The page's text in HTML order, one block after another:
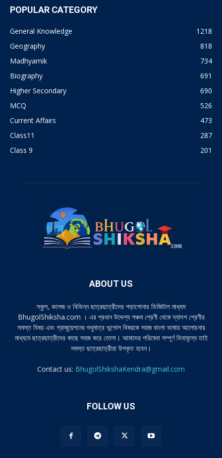
POPULAR CATEGORY
General Knowledge
1218
Geography
818
Madhyamik
734
Biography
691
Higher Secondary
690
MCQ
526
Current Affairs
473
Class11
287
Class 9
201
ABOUT US
স্কুল, কলেজ ও বিভিন্ন ছাত্রছাত্রীদের পড়াশোনার ডিজিটাল মাধ্যম
BhugolShiksha.com । এর প্রধান উদ্দেশ্য পঞ্চম শ্রেণী থেকে দ্বাদশ শ্রেণীর
সমস্ত বিষয় এবং গ্রাজুয়েশনের শুধুমাত্র ভূগোল বিষয়কে সহজ বাংলা ভাষায় আলোচনার
মাধ্যমে ছাত্রছাত্রীদের কাছে সহজ করে তোলা। আমাদের পরিষেবা সম্পূর্ণ বিনামূল্যে তাই
সমস্ত ছাত্রছাত্রীরা উপকৃত হবেন।
Contact us: BhugolShikshaKendra@gmail.com
FOLLOW US